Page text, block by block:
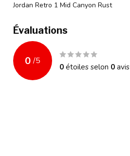
Jordan Retro 1 Mid Canyon Rust
Évaluations
0 /5
0étoiles selon 0avis